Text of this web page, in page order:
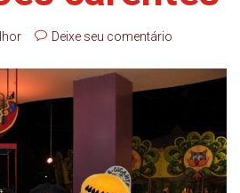
Deixe seu comentário